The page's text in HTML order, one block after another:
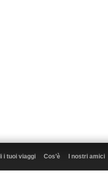
i tuoi viaggi Cos’è I nostri amici